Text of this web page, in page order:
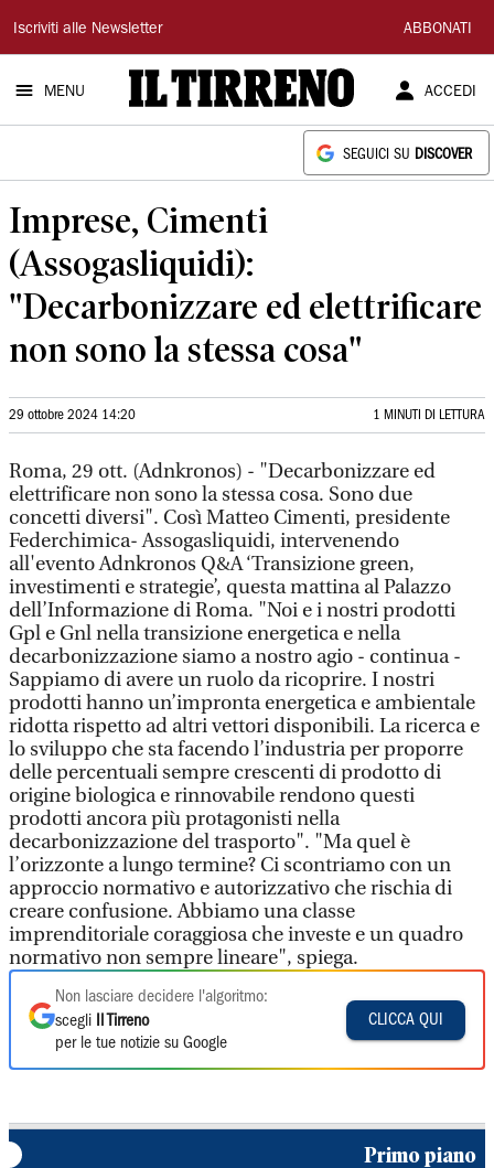
Il
Tirreno
Iscriviti alle Newsletter ABBONATI
MENU ACCEDI
SEGUICI SU DISCOVER
Imprese, Cimenti
(Assogasliquidi):
"Decarbonizzare ed elettrificare
non sono la stessa cosa"
29 ottobre 2024 14:20 1 MINUTI DI LETTURA
Roma, 29 ott. (Adnkronos) - "Decarbonizzare ed
elettrificare non sono la stessa cosa. Sono due
concetti diversi". Così Matteo Cimenti, presidente
Federchimica- Assogasliquidi, intervenendo
all'evento Adnkronos Q&A ‘Transizione green,
investimenti e strategie’, questa mattina al Palazzo
dell’Informazione di Roma. "Noi e i nostri prodotti
Gpl e Gnl nella transizione energetica e nella
decarbonizzazione siamo a nostro agio - continua -
Sappiamo di avere un ruolo da ricoprire. I nostri
prodotti hanno un’impronta energetica e ambientale
ridotta rispetto ad altri vettori disponibili. La ricerca e
lo sviluppo che sta facendo l’industria per proporre
delle percentuali sempre crescenti di prodotto di
origine biologica e rinnovabile rendono questi
prodotti ancora più protagonisti nella
decarbonizzazione del trasporto". "Ma quel è
l’orizzonte a lungo termine? Ci scontriamo con un
approccio normativo e autorizzativo che rischia di
creare confusione. Abbiamo una classe
imprenditoriale coraggiosa che investe e un quadro
normativo non sempre lineare", spiega.
Non lasciare decidere l'algoritmo:
scegli
Il Tirreno
per le tue notizie su Google
CLICCA QUI
Primo piano